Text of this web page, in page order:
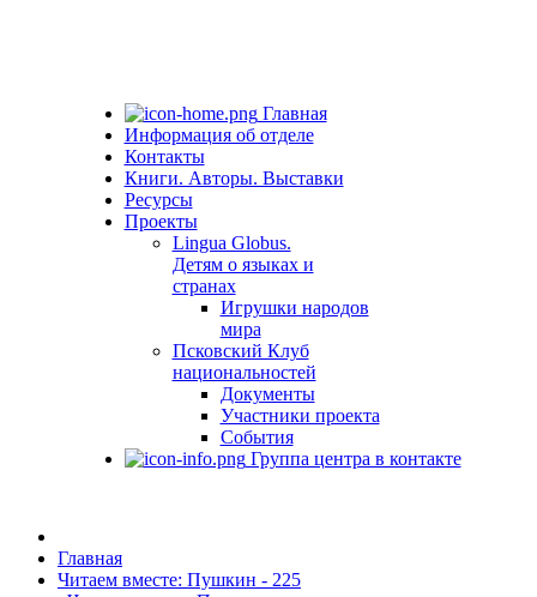
Главная
Информация об отделе
Контакты
Книги. Авторы. Выставки
Ресурсы
Проекты
Lingua Globus.
Детям о языках и
странах
Игрушки народов
мира
Псковский Клуб
национальностей
Документы
Участники проекта
События
Группа центра в контакте
Главная
Читаем вместе: Пушкин - 225